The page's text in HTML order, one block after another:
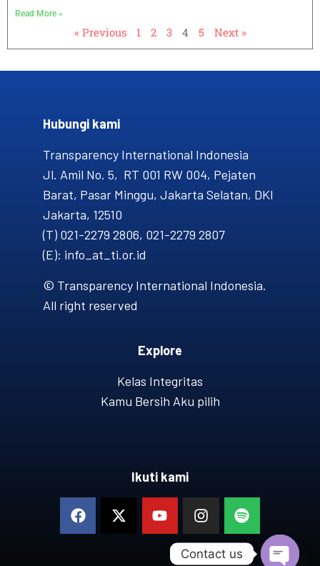
Read More »
« Previous 1 2 3 4 5 Next »
Hubungi kami​
Transparency International Indonesia
Jl. Amil No. 5, RT 001 RW 004, Pejaten
Barat, Pasar Minggu, Jakarta Selatan, DKI
Jakarta, 12510
(T) 021-2279 2806, 021-2279 2807
(E): info_at_ti.or.id
© Transparency International Indonesia.
All right reserved
Explore
Kelas Integritas
Kamu Bersih Aku pilih
Ikuti kami
Contact us